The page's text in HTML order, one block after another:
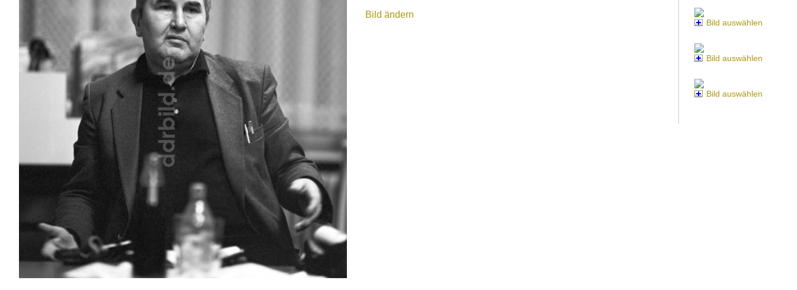
Bild ändern
Bild auswählen
Bild auswählen
Bild auswählen